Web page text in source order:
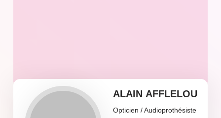
ALAIN AFFLELOU
Opticien / Audioprothésiste